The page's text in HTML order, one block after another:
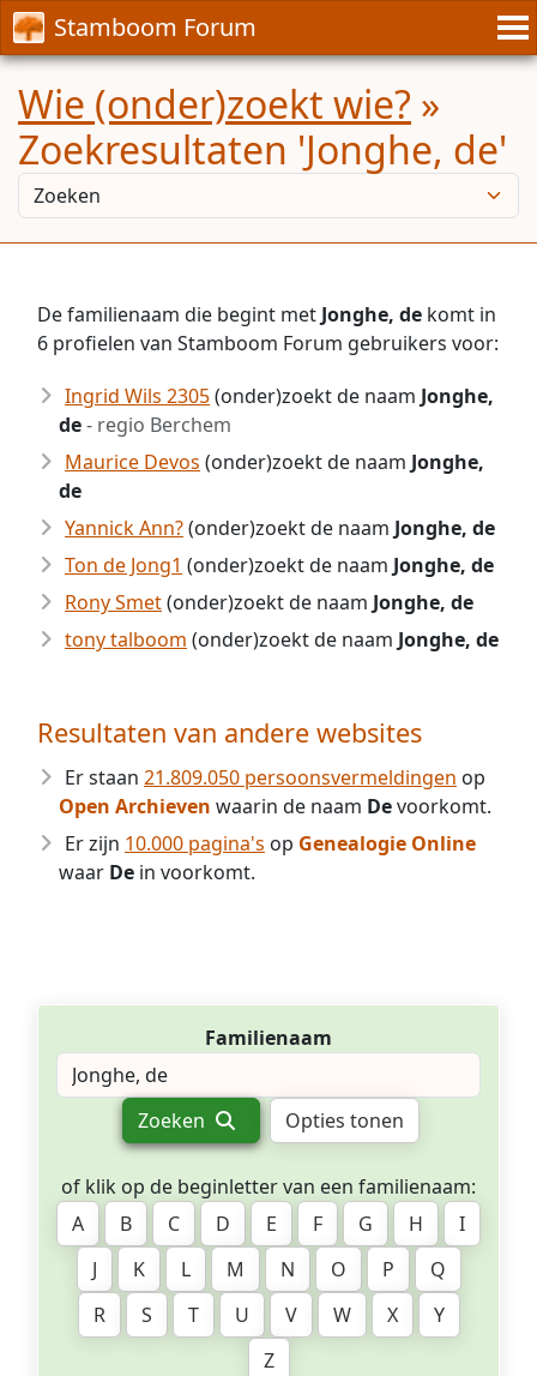
Stamboom Forum
Wie (onder)zoekt wie? »
Zoekresultaten 'Jonghe, de'
De familienaam die begint met Jonghe, de komt in
6 profielen van Stamboom Forum gebruikers voor:
Ingrid Wils 2305(onder)zoekt de naam Jonghe,
de- regio Berchem
Maurice Devos (onder)zoekt de naam Jonghe,
de
Yannick Ann?(onder)zoekt de naam Jonghe, de
Ton de Jong1 (onder)zoekt de naam Jonghe, de
Rony Smet(onder)zoekt de naam Jonghe, de
tony talboom (onder)zoekt de naam Jonghe, de
Resultaten van andere websites
Er staan 21.809.050 persoonsvermeldingen op
Open Archieven waarin de naam Devoorkomt.
Er zijn 10.000 pagina's op Genealogie Online
waar De in voorkomt.
Familienaam
Zoeken Opties tonen
of klik op de beginletter van een familienaam:
A
B C D E F G H
I
J
K L M N O P
Q
R
S T U V W X
Y
Z